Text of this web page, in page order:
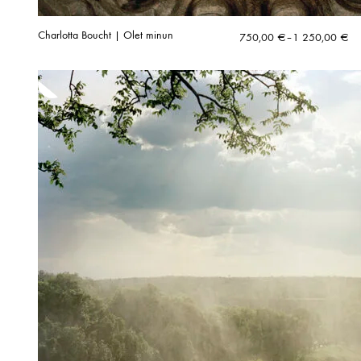
Charlotta Boucht | Olet minun 750,00 €–1 250,00 €
Hintaluokka:
-
1
250,00 €